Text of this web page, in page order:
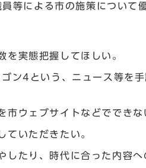
等による市の施策について
を実態把握してほしい。
ン4という、ニュース等を
ウェブサイトなどでできな
ていただきたい。
たり、時代に合った内容へ